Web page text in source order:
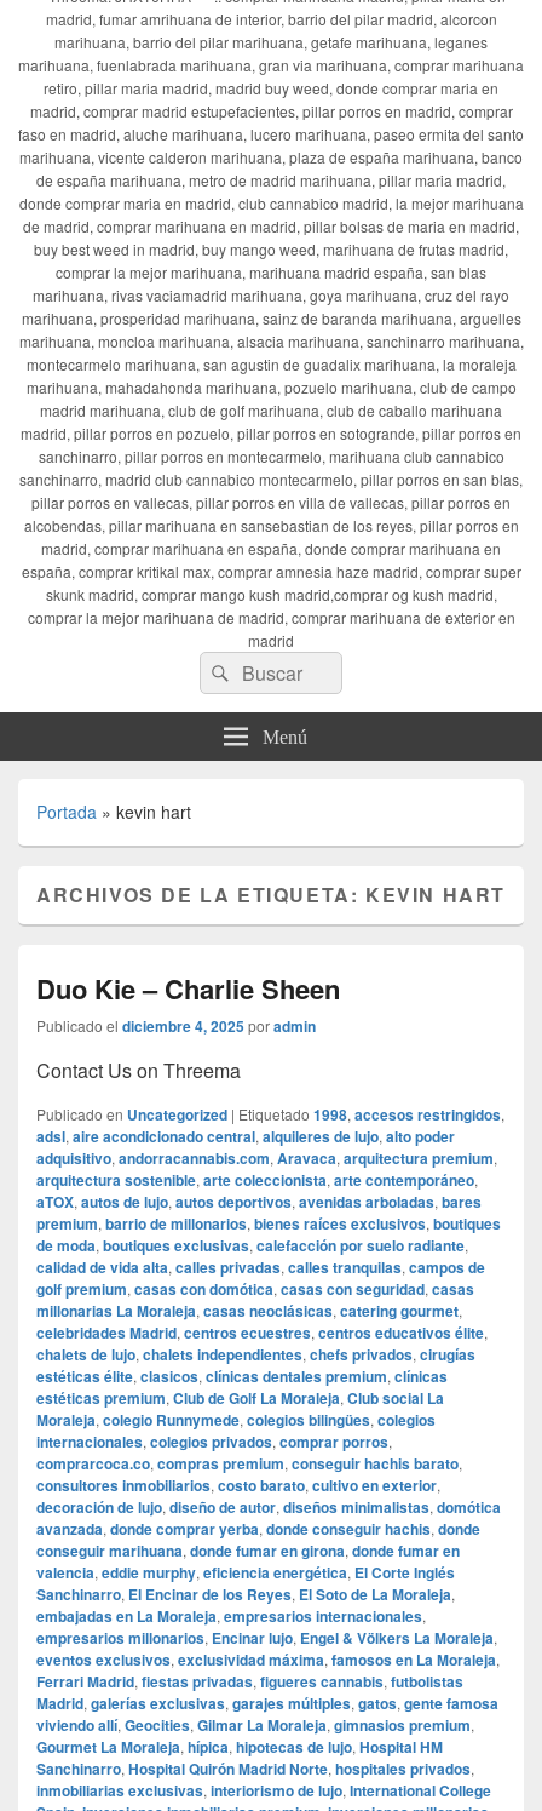
madrid, fumar amrihuana de interior, barrio del pilar madrid, alcorcon
marihuana, barrio del pilar marihuana, getafe marihuana, leganes
marihuana, fuenlabrada marihuana, gran via marihuana, comprar marihuana
retiro, pillar maria madrid, madrid buy weed, donde comprar maria en
madrid, comprar madrid estupefacientes, pillar porros en madrid, comprar
faso en madrid, aluche marihuana, lucero marihuana, paseo ermita del santo
marihuana, vicente calderon marihuana, plaza de españa marihuana, banco
de españa marihuana, metro de madrid marihuana, pillar maria madrid,
donde comprar maria en madrid, club cannabico madrid, la mejor marihuana
de madrid, comprar marihuana en madrid, pillar bolsas de maria en madrid,
buy best weed in madrid, buy mango weed, marihuana de frutas madrid,
comprar la mejor marihuana, marihuana madrid españa, san blas
marihuana, rivas vaciamadrid marihuana, goya marihuana, cruz del rayo
marihuana, prosperidad marihuana, sainz de baranda marihuana, arguelles
marihuana, moncloa marihuana, alsacia marihuana, sanchinarro marihuana,
montecarmelo marihuana, san agustin de guadalix marihuana, la moraleja
marihuana, mahadahonda marihuana, pozuelo marihuana, club de campo
madrid marihuana, club de golf marihuana, club de caballo marihuana
madrid, pillar porros en pozuelo, pillar porros en sotogrande, pillar porros en
sanchinarro, pillar porros en montecarmelo, marihuana club cannabico
sanchinarro, madrid club cannabico montecarmelo, pillar porros en san blas,
pillar porros en vallecas, pillar porros en villa de vallecas, pillar porros en
alcobendas, pillar marihuana en sansebastian de los reyes, pillar porros en
madrid, comprar marihuana en españa, donde comprar marihuana en
españa, comprar kritikal max, comprar amnesia haze madrid, comprar super
skunk madrid, comprar mango kush madrid,comprar og kush madrid,
comprar la mejor marihuana de madrid, comprar marihuana de exterior en
madrid
Buscar
por:
Buscar
Menú
Portada » kevin hart
ARCHIVOS DE LA ETIQUETA: KEVIN HART
Duo Kie – Charlie Sheen
Publicado el diciembre 4, 2025poradmin
Contact Us on Threema
Publicado en Uncategorized | Etiquetado 1998, accesos restringidos,
adsl, aire acondicionado central, alquileres de lujo, alto poder
adquisitivo, andorracannabis.com, Aravaca, arquitectura premium,
arquitectura sostenible, arte coleccionista, arte contemporáneo,
aTOX, autos de lujo, autos deportivos, avenidas arboladas, bares
premium, barrio de millonarios, bienes raíces exclusivos, boutiques
de moda, boutiques exclusivas, calefacción por suelo radiante,
calidad de vida alta, calles privadas, calles tranquilas, campos de
golf premium, casas con domótica, casas con seguridad, casas
millonarias La Moraleja, casas neoclásicas, catering gourmet,
celebridades Madrid, centros ecuestres, centros educativos élite,
chalets de lujo, chalets independientes, chefs privados, cirugías
estéticas élite, clasicos, clínicas dentales premium, clínicas
estéticas premium, Club de Golf La Moraleja, Club social La
Moraleja, colegio Runnymede, colegios bilingües, colegios
internacionales, colegios privados, comprar porros,
comprarcoca.co, compras premium, conseguir hachis barato,
consultores inmobiliarios, costo barato, cultivo en exterior,
decoración de lujo, diseño de autor, diseños minimalistas, domótica
avanzada, donde comprar yerba, donde conseguir hachis, donde
conseguir marihuana, donde fumar en girona, donde fumar en
valencia, eddie murphy, eficiencia energética, El Corte Inglés
Sanchinarro, El Encinar de los Reyes, El Soto de La Moraleja,
embajadas en La Moraleja, empresarios internacionales,
empresarios millonarios, Encinar lujo, Engel & Völkers La Moraleja,
eventos exclusivos, exclusividad máxima, famosos en La Moraleja,
Ferrari Madrid, fiestas privadas, figueres cannabis, futbolistas
Madrid, galerías exclusivas, garajes múltiples, gatos, gente famosa
viviendo allí, Geocities, Gilmar La Moraleja, gimnasios premium,
Gourmet La Moraleja, hípica, hipotecas de lujo, Hospital HM
Sanchinarro, Hospital Quirón Madrid Norte, hospitales privados,
inmobiliarias exclusivas, interiorismo de lujo, International College